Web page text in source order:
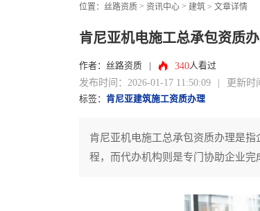
位置： 丝路资质 > 资讯中心 > 建筑 > 文章详情
肯尼亚机电施工总承包资质
作者：丝路资质 340人看过
发布时间：2026-01-17 11:50:09 | 更新时
标签： 肯尼亚建筑施工资质办理
肯尼亚机电施工总承包资质办理是
程，而代办机构则是专门协助企业